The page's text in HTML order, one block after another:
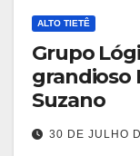
ALTO TIETÊ
Grupo
grandioso
Suzano
30 DE JULHO